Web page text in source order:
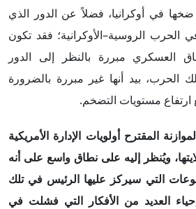
ضخها في أوكرانيا، فضلاً عن الدور الذي
الحرب الروسية–الأوكرانية؛ فقد تكون
العسكري مبررة بالنظر إلى الدور
الحرب، بيد أنها غير مبررة بالضرورة
ارتفاع مستويات التضخم.
المقترح أولويات الإدارة الأمريكية
ا، ويُنظر إليه على نطاق واسع على أنه
التي سيركز عليها الرئيس في تلك
العديد من الأفكار التي فشلت في